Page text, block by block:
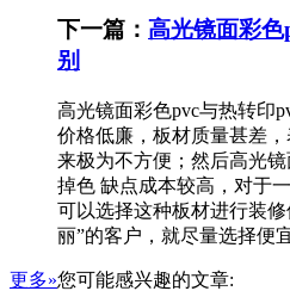
下一篇： 高光镜面彩
别
高光镜面彩色pvc与热转印
价格低廉，板材质量甚差
来极为不方便；然后高光
掉色 缺点成本较高，对于
可以选择这种板材进行装
丽”的客户，就尽量选择便
更多»您可能感兴趣的文章: